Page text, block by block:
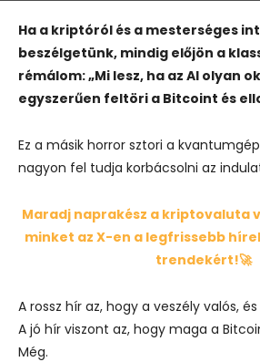
Ha a kriptóról és a mesterséges
beszélgetünk, mindig előjön a
rémálom: „Mi lesz, ha az AI olyan
egyszerűen feltöri a Bitcoint és
Ez a másik horror sztori a
nagyon fel tudja korbácsolni az
Maradj naprakész a kriptovaluta
minket az X-en a legfrissebb
trendekért!🚀
A rossz hír az, hogy a veszély valós,
A jó hír viszont az, hogy maga a
Még.